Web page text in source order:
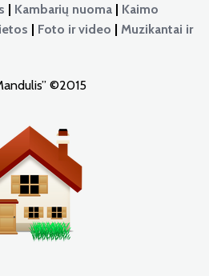
| Kambarių nuoma | Kaimo
| Foto ir video | Muzikantai ir
©2015